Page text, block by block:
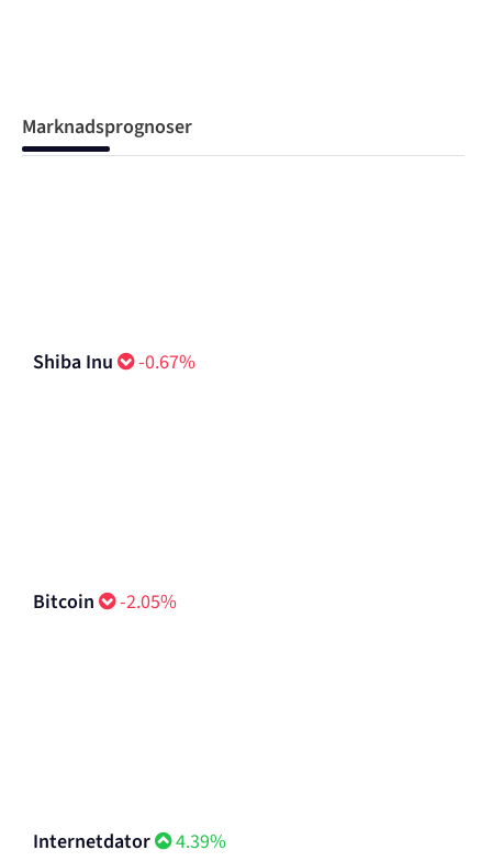
Marknadsprognoser
Shiba Inu -0.67%
Bitcoin -2.05%
Internetdator 4.39%